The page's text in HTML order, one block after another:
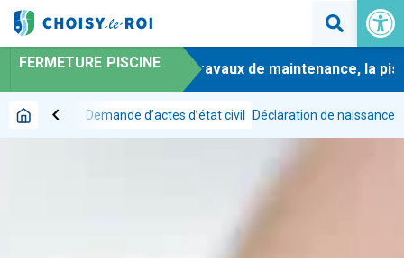
Ouvrir
FERMETURE PISCINE
-En raison de travaux de maintenance, la
chevron_left
État civil Demande d’actes d’état civil Déclaration de naissance